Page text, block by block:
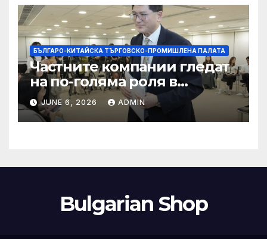
БЪЛГАРО-КИТАЙСКА ТЪРГОВСКО-ПРОМИШЛЕНА ПАЛАТА
Частните компании гледат
на по-голяма роля в
стратегическата
енергетика
JUNE 6, 2026 ADMIN
Bulgarian Shop